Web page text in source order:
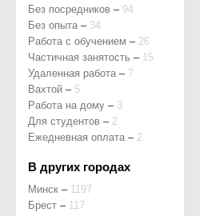
Без посредников – 94
Без опыта – 34
Работа с обучением – 26
Частичная занятость – 15
Удаленная работа – 7
Вахтой – 5
Работа на дому – 3
Для студентов – 2
Ежедневная оплата – 2
В других городах
Минск – 1197
Брест – 117